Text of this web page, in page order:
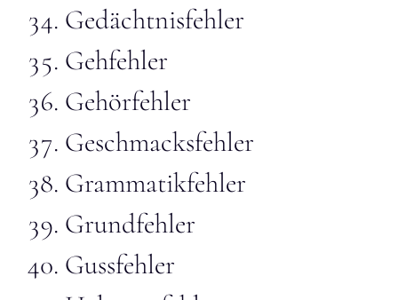
Gedächtnisfehler
Gehfehler
Gehörfehler
Geschmacksfehler
Grammatikfehler
Grundfehler
Gussfehler